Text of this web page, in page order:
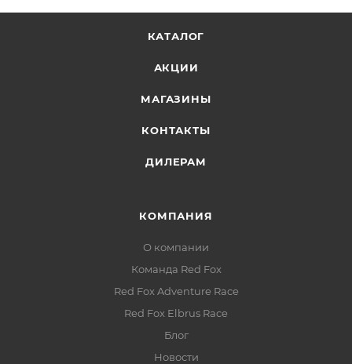
КАТАЛОГ
АКЦИИ
МАГАЗИНЫ
КОНТАКТЫ
ДИЛЕРАМ
КОМПАНИЯ
О компании
Команда Red Fox
Red Fox Adventure Race
Red Fox Elbrus Race
Блог
Новости